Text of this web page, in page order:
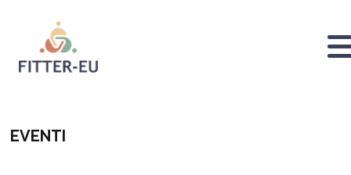
Logo
Categoria
EVENTI